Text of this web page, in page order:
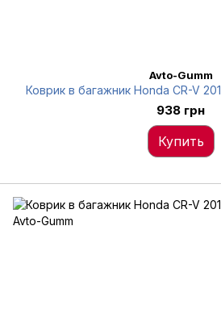
Avto-Gumm
Коврик в багажник Honda CR-V
938 грн
Купить